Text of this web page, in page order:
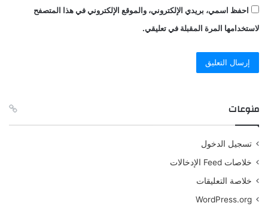
احفظ اسمي، بريدي الإلكتروني، والموقع الإلكتروني في هذا المتصفح
لاستخدامها المرة المقبلة في تعليقي.
منوعات
تسجيل الدخول
خلاصات Feed الإدخالات
خلاصة التعليقات
WordPress.org